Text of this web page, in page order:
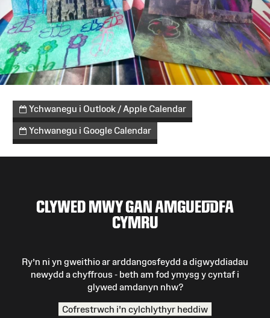
Ychwanegu i Outlook / Apple Calendar
Ychwanegu i Google Calendar
CLYWED MWY GAN AMGUEDDFA
CYMRU
Ry’n ni yn gweithio ar arddangosfeydd a digwyddiadau
newydd a chyffrous - beth am fod ymysg y cyntaf i
glywed amdanyn nhw?
Cofrestrwch i'n cylchlythyr heddiw